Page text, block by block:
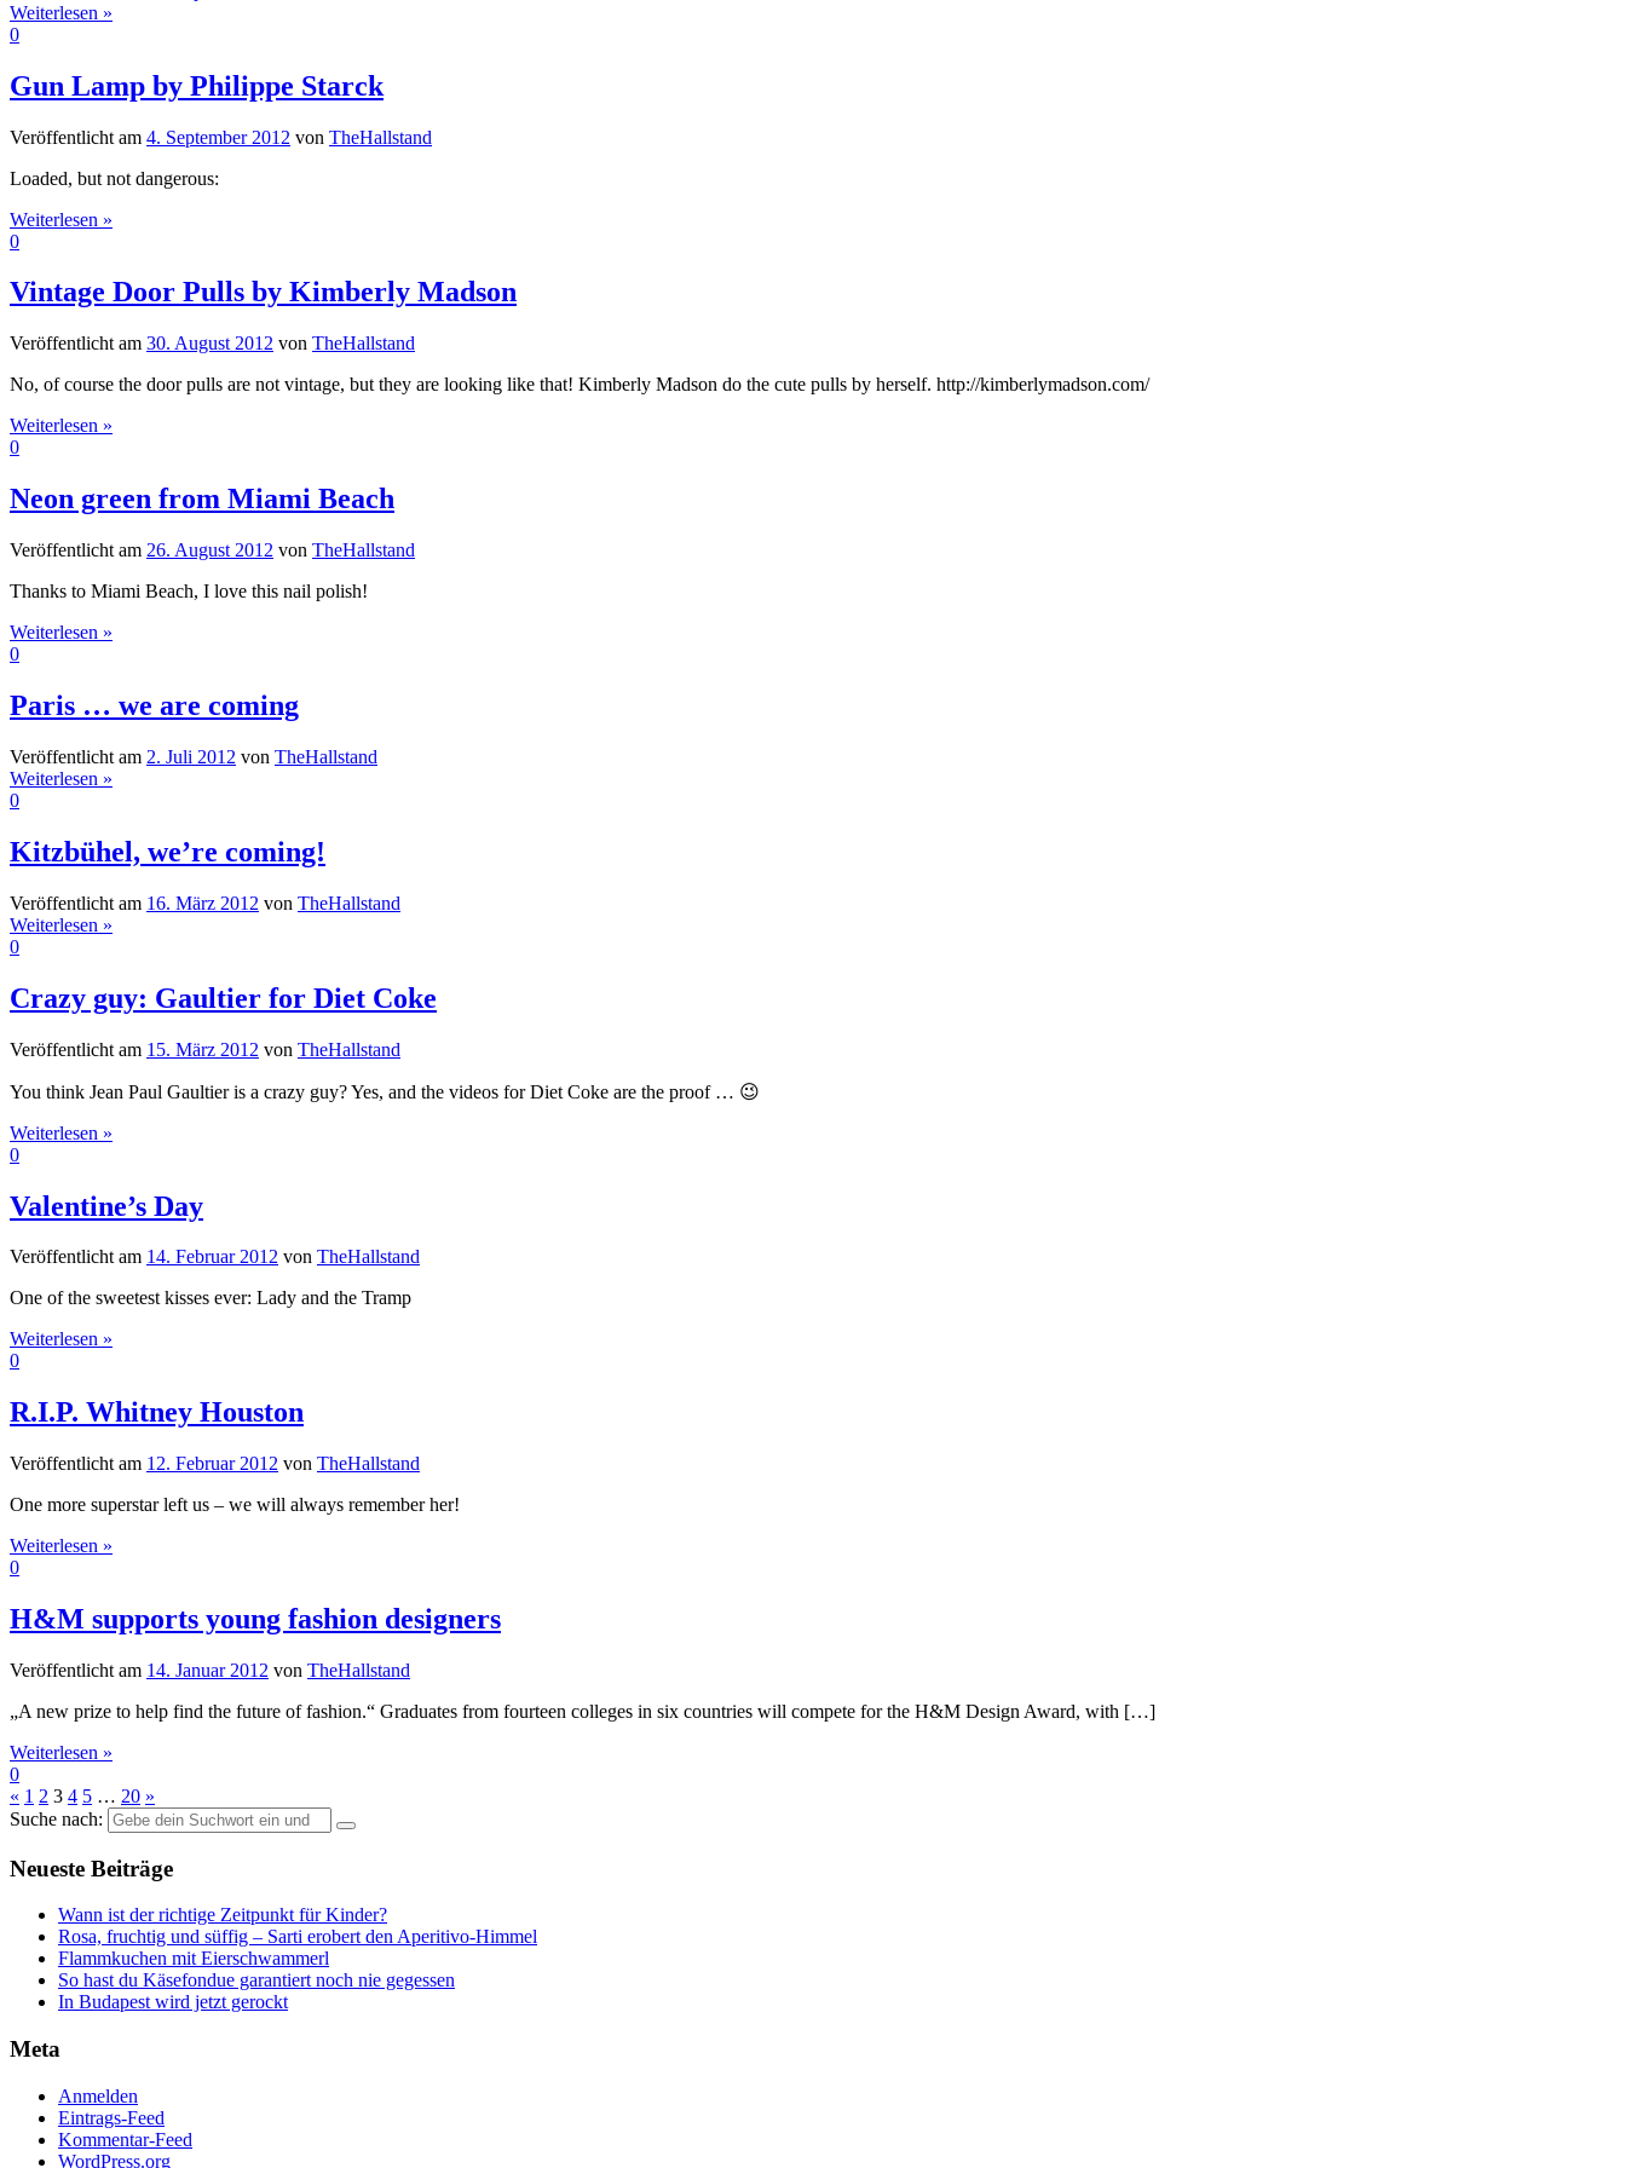
Weiterlesen »
0
Gun Lamp by Philippe Starck
Veröffentlicht am 4. September 2012 von TheHallstand
Loaded, but not dangerous:
Weiterlesen »
0
Vintage Door Pulls by Kimberly Madson
Veröffentlicht am 30. August 2012 von TheHallstand
No, of course the door pulls are not vintage, but they are looking like that! Kimberly Madson do the cute pulls by herself. http://kimberlymadson.com/
Weiterlesen »
0
Neon green from Miami Beach
Veröffentlicht am 26. August 2012 von TheHallstand
Thanks to Miami Beach, I love this nail polish!
Weiterlesen »
0
Paris … we are coming
Veröffentlicht am 2. Juli 2012 von TheHallstand
Weiterlesen »
0
Kitzbühel, we’re coming!
Veröffentlicht am 16. März 2012 von TheHallstand
Weiterlesen »
0
Crazy guy: Gaultier for Diet Coke
Veröffentlicht am 15. März 2012 von TheHallstand
You think Jean Paul Gaultier is a crazy guy? Yes, and the videos for Diet Coke are the proof … 😉
Weiterlesen »
0
Valentine’s Day
Veröffentlicht am 14. Februar 2012 von TheHallstand
One of the sweetest kisses ever: Lady and the Tramp
Weiterlesen »
0
R.I.P. Whitney Houston
Veröffentlicht am 12. Februar 2012 von TheHallstand
One more superstar left us – we will always remember her!
Weiterlesen »
0
H&M supports young fashion designers
Veröffentlicht am 14. Januar 2012 von TheHallstand
„A new prize to help find the future of fashion.“ Graduates from fourteen colleges in six countries will compete for the H&M Design Award, with […]
Weiterlesen »
0
« 1 2 3 4 5 … 20 »
Suche nach:
Neueste Beiträge
Wann ist der richtige Zeitpunkt für Kinder?
Rosa, fruchtig und süffig – Sarti erobert den Aperitivo-Himmel
Flammkuchen mit Eierschwammerl
So hast du Käsefondue garantiert noch nie gegessen
In Budapest wird jetzt gerockt
Meta
Anmelden
Eintrags-Feed
Kommentar-Feed
WordPress.org